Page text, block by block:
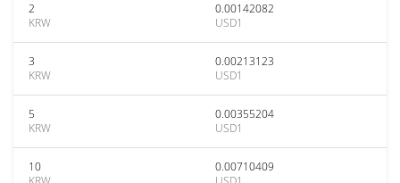
2
KRW
0.00142082
USD1
3
KRW
0.00213123
USD1
5
KRW
0.00355204
USD1
10
0.00710409